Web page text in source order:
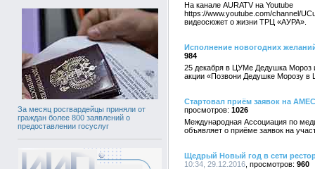
За месяц росгвардейцы приняли от
граждан более 800 заявлений о
предоставлении госуслуг
На канале AURATV на Youtube
https://www.youtube.com/channel/
видеосюжет о жизни ТРЦ «АУРА».
Исполнение новогодних
984
25 декабря в ЦУМе Дедушка Мороз
акции «Позвони Дедушке Морозу в
Стартовал приём заявок на
1026
Международная Ассоциация по
объявляет о приёме заявок на
Щедрый Новый год в сети
10:34, 29.12.2016
960